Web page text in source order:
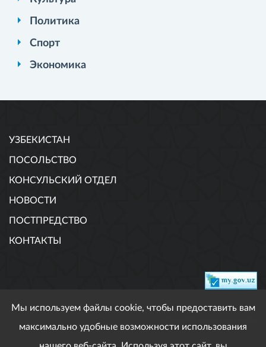
Политика
Спорт
Экономика
УЗБЕКИСТАН
ПОСОЛЬСТВО
КОНСУЛЬСКИЙ ОТДЕЛ
НОВОСТИ
ПОСТПРЕДСТВО
КОНТАКТЫ
Мы используем файлы cookie, чтобы предоставить вам
максимально удобные возможности использования